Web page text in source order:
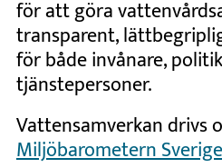
för att göra
transparent,
för både invånare,
tjänstepersoner.
Vattensamverkan drivs
Miljöbarometern